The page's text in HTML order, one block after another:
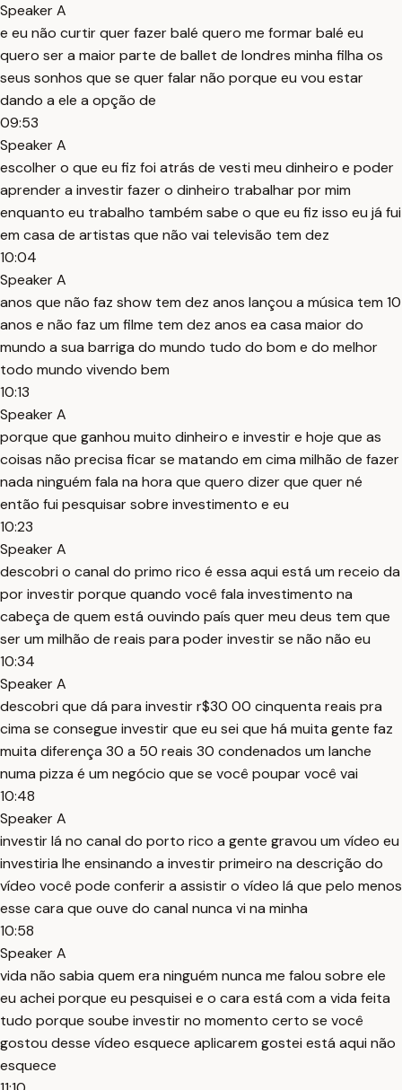
Speaker A
e eu não curtir quer fazer balé quero me formar balé eu
quero ser a maior parte de ballet de londres minha filha os
seus sonhos que se quer falar não porque eu vou estar
dando a ele a opção de
09:53
Speaker A
escolher o que eu fiz foi atrás de vesti meu dinheiro e poder
aprender a investir fazer o dinheiro trabalhar por mim
enquanto eu trabalho também sabe o que eu fiz isso eu já fui
em casa de artistas que não vai televisão tem dez
10:04
Speaker A
anos que não faz show tem dez anos lançou a música tem 10
anos e não faz um filme tem dez anos ea casa maior do
mundo a sua barriga do mundo tudo do bom e do melhor
todo mundo vivendo bem
10:13
Speaker A
porque que ganhou muito dinheiro e investir e hoje que as
coisas não precisa ficar se matando em cima milhão de fazer
nada ninguém fala na hora que quero dizer que quer né
então fui pesquisar sobre investimento e eu
10:23
Speaker A
descobri o canal do primo rico é essa aqui está um receio da
por investir porque quando você fala investimento na
cabeça de quem está ouvindo país quer meu deus tem que
ser um milhão de reais para poder investir se não não eu
10:34
Speaker A
descobri que dá para investir r$30 00 cinquenta reais pra
cima se consegue investir que eu sei que há muita gente faz
muita diferença 30 a 50 reais 30 condenados um lanche
numa pizza é um negócio que se você poupar você vai
10:48
Speaker A
investir lá no canal do porto rico a gente gravou um vídeo eu
investiria lhe ensinando a investir primeiro na descrição do
vídeo você pode conferir a assistir o vídeo lá que pelo menos
esse cara que ouve do canal nunca vi na minha
10:58
Speaker A
vida não sabia quem era ninguém nunca me falou sobre ele
eu achei porque eu pesquisei e o cara está com a vida feita
tudo porque soube investir no momento certo se você
gostou desse vídeo esquece aplicarem gostei está aqui não
esquece